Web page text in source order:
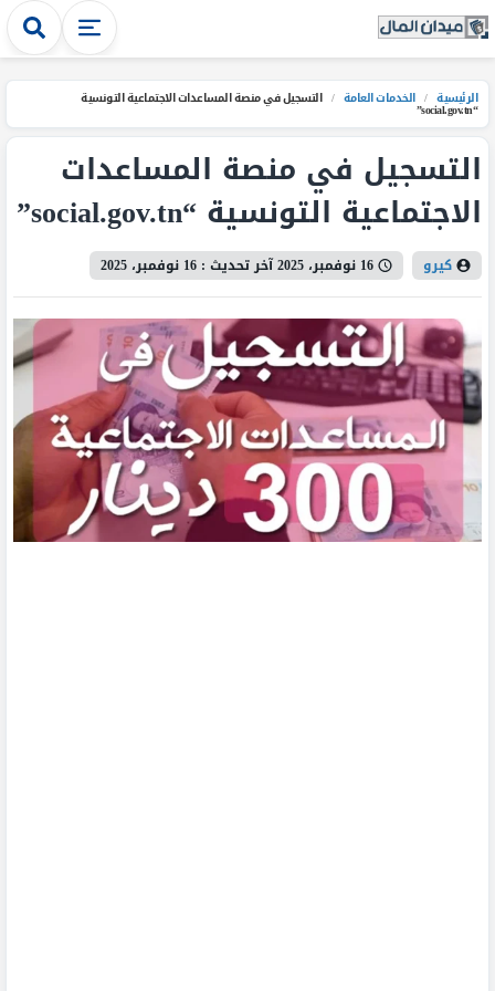
الرئيسية / الخدمات العامة / التسجيل في منصة المساعدات الاجتماعية التونسية
“social.gov.tn”
التسجيل في منصة المساعدات
الاجتماعية التونسية “social.gov.tn”
كيرو 16 نوفمبر، 2025 آخر تحديث : 16 نوفمبر، 2025